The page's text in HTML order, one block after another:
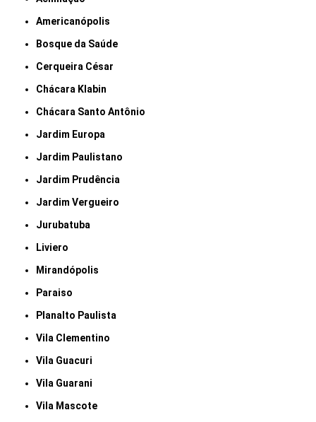
Americanópolis
Bosque da Saúde
Cerqueira César
Chácara Klabin
Chácara Santo Antônio
Jardim Europa
Jardim Paulistano
Jardim Prudência
Jardim Vergueiro
Jurubatuba
Liviero
Mirandópolis
Paraiso
Planalto Paulista
Vila Clementino
Vila Guacuri
Vila Guarani
Vila Mascote